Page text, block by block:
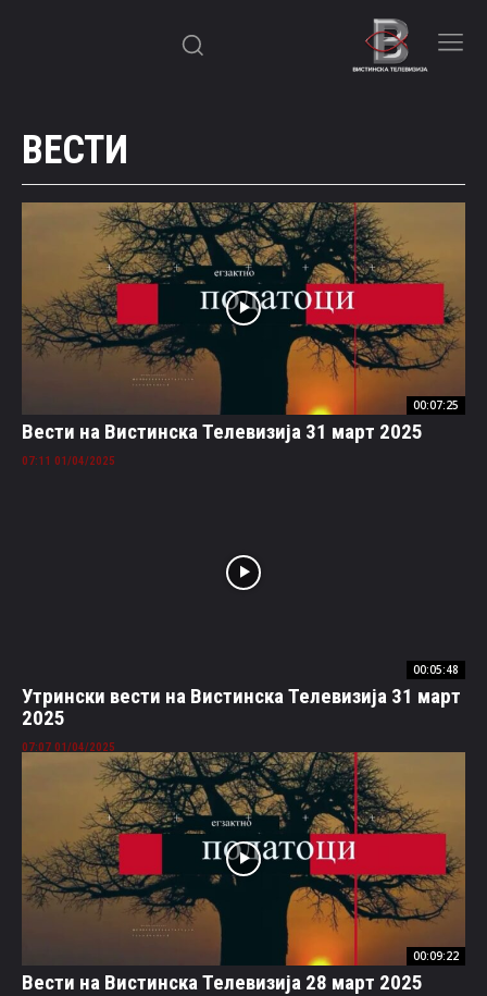
ВЕСТИ
00:07:25
Вести на Вистинска Телевизија 31 март 2025
01/04/2025 07:11
00:05:48
Утрински вести на Вистинска Телевизија 31 март
2025
01/04/2025 07:07
00:09:22
Вести на Вистинска Телевизија 28 март 2025